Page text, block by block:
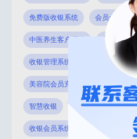
免费版收银系统 会员卡管理
中医养生客户系统 美业专用
收银管理系统 店务官网
美容院会员充值系统 医美小程
智慧收银 足浴店收银软件
收银会员系统 会员卡充值管理